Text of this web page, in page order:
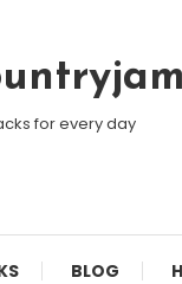
for every day
BLOG